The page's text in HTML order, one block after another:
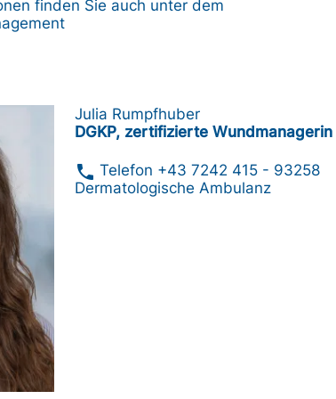
finden Sie auch unter dem
Julia Rumpfhuber
DGKP, zertifizierte Wundmanagerin
phone Telefon +43 7242 415 - 93258
Dermatologische Ambulanz